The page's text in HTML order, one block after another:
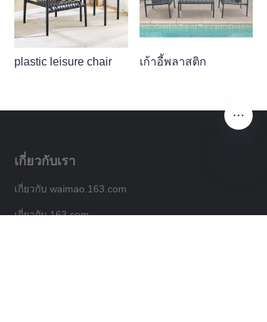
plastic leisure chair เก้าอี้พลาสติก
เกี่ยวกับเรา
เกี่ยวกับ waimao.163.com
เกี่ยวกับ 163.com
TH